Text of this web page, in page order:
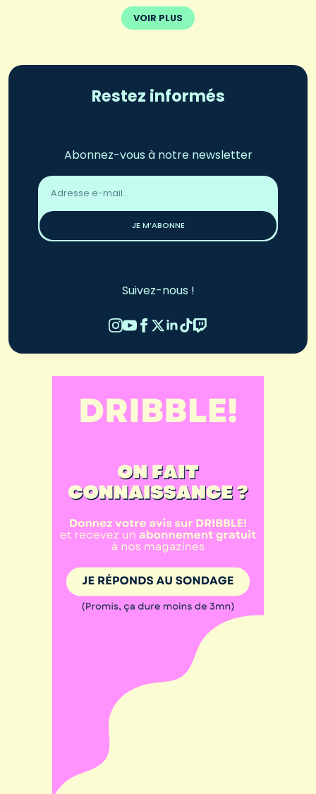
VOIR PLUS
Restez informés
Abonnez-vous à notre newsletter
Adresse
email
JE M’ABONNE
Suivez-nous !